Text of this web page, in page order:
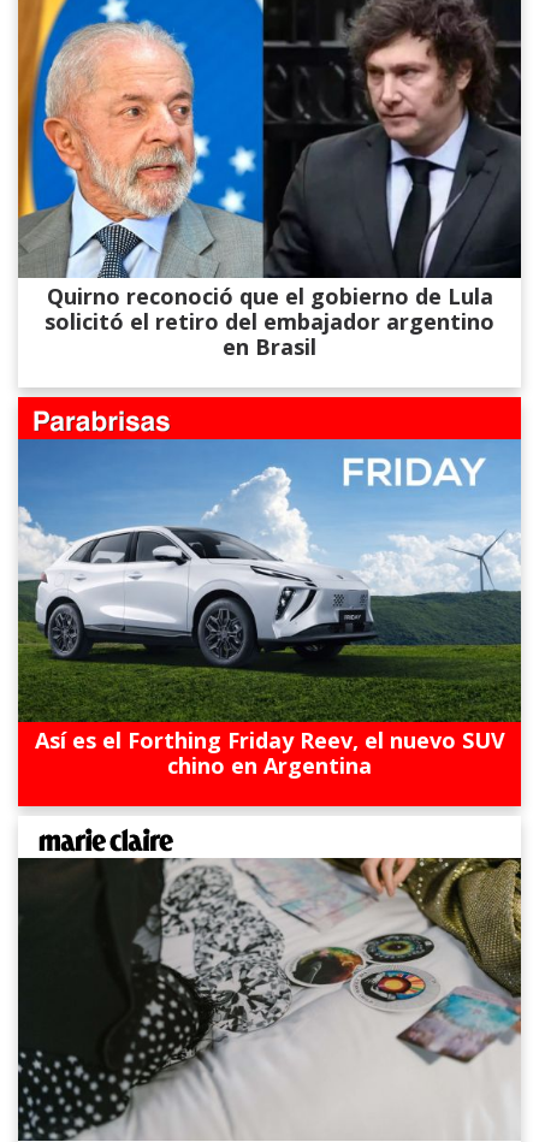
Quirno reconoció que el gobierno de Lula
solicitó el retiro del embajador argentino
en Brasil
Así es el Forthing Friday Reev, el nuevo SUV
chino en Argentina